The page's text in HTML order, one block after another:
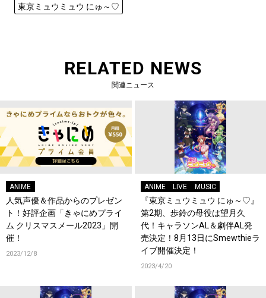
東京ミュウミュウ にゅ～♡
RELATED NEWS
関連ニュース
ANIME
人気声優＆作品からのプレゼン
ト！好評企画「きゃにめプライ
ム クリスマスメール2023」開
催！
2023/12/8
ANIME LIVE MUSIC
『東京ミュウミュウ にゅ～♡』
第2期、歩鈴の母役は望月久
代！キャラソンAL＆劇伴AL発
売決定！8月13日にSmewthieラ
イブ開催決定！
2023/4/20